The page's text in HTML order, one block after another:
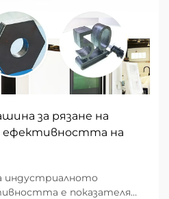
за рязане на
ефективността на
индустриалното
е показателят,